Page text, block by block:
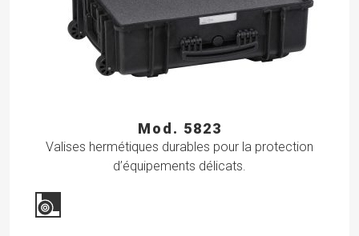
Mod. 5823
Valises hermétiques durables pour la protection
d’équipements délicats.